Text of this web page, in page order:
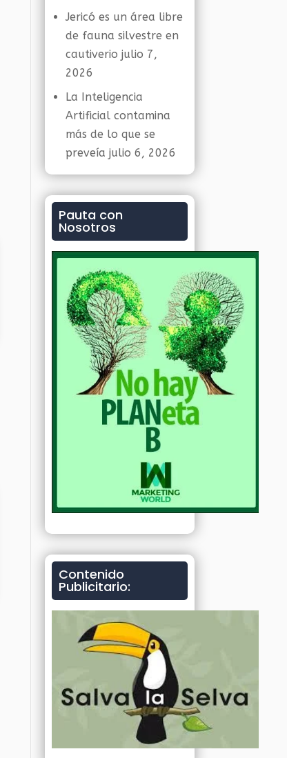
Jericó es un área libre
de fauna silvestre en
cautiverio julio 7,
2026
La Inteligencia
Artificial contamina
más de lo que se
preveía julio 6, 2026
Pauta con
Nosotros
Contenido
Publicitario: